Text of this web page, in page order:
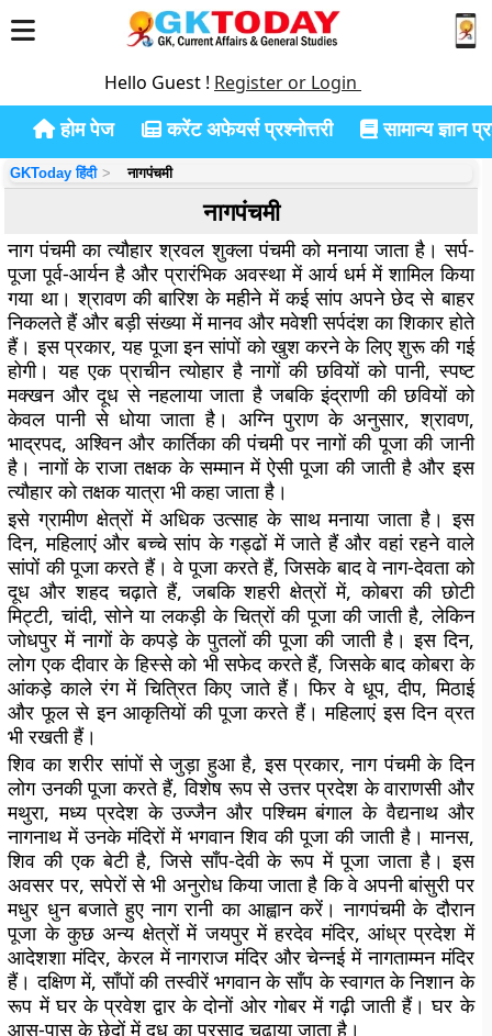
Hello Guest ! Register or Login
होम पेज करेंट अफेयर्स प्रश्नोत्तरी सामान्य ज्ञान
GKToday हिंदी नागपंचमी
नागपंचमी
नाग पंचमी का त्यौहार श्रवल शुक्ला पंचमी को मनाया जाता है। सर्प-
पूजा पूर्व-आर्यन है और प्रारंभिक अवस्था में आर्य धर्म में शामिल किया
गया था। श्रावण की बारिश के महीने में कई सांप अपने छेद से बाहर
निकलते हैं और बड़ी संख्या में मानव और मवेशी सर्पदंश का शिकार होते
हैं। इस प्रकार, यह पूजा इन सांपों को खुश करने के लिए शुरू की गई
होगी। यह एक प्राचीन त्योहार है नागों की छवियों को पानी, स्पष्ट
मक्खन और दूध से नहलाया जाता है जबकि इंद्राणी की छवियों को
केवल पानी से धोया जाता है। अग्नि पुराण के अनुसार, श्रावण,
भाद्रपद, अश्विन और कार्तिका की पंचमी पर नागों की पूजा की जानी
है। नागों के राजा तक्षक के सम्मान में ऐसी पूजा की जाती है और इस
त्यौहार को तक्षक यात्रा भी कहा जाता है।
इसे ग्रामीण क्षेत्रों में अधिक उत्साह के साथ मनाया जाता है। इस
दिन, महिलाएं और बच्चे सांप के गड्ढों में जाते हैं और वहां रहने वाले
सांपों की पूजा करते हैं। वे पूजा करते हैं, जिसके बाद वे नाग-देवता को
दूध और शहद चढ़ाते हैं, जबकि शहरी क्षेत्रों में, कोबरा की छोटी
मिट्टी, चांदी, सोने या लकड़ी के चित्रों की पूजा की जाती है, लेकिन
जोधपुर में नागों के कपड़े के पुतलों की पूजा की जाती है। इस दिन,
लोग एक दीवार के हिस्से को भी सफेद करते हैं, जिसके बाद कोबरा के
आंकड़े काले रंग में चित्रित किए जाते हैं। फिर वे धूप, दीप, मिठाई
और फूल से इन आकृतियों की पूजा करते हैं। महिलाएं इस दिन व्रत
भी रखती हैं।
शिव का शरीर सांपों से जुड़ा हुआ है, इस प्रकार, नाग पंचमी के दिन
लोग उनकी पूजा करते हैं, विशेष रूप से उत्तर प्रदेश के वाराणसी और
मथुरा, मध्य प्रदेश के उज्जैन और पश्चिम बंगाल के वैद्यनाथ और
नागनाथ में उनके मंदिरों में भगवान शिव की पूजा की जाती है। मानस,
शिव की एक बेटी है, जिसे साँप-देवी के रूप में पूजा जाता है। इस
अवसर पर, सपेरों से भी अनुरोध किया जाता है कि वे अपनी बांसुरी पर
मधुर धुन बजाते हुए नाग रानी का आह्वान करें। नागपंचमी के दौरान
पूजा के कुछ अन्य क्षेत्रों में जयपुर में हरदेव मंदिर, आंध्र प्रदेश में
आदेशशा मंदिर, केरल में नागराज मंदिर और चेन्नई में नागताम्मन मंदिर
हैं। दक्षिण में, साँपों की तस्वीरें भगवान के साँप के स्वागत के निशान के
रूप में घर के प्रवेश द्वार के दोनों ओर गोबर में गढ़ी जाती हैं। घर के
आस-पास के छेदों में दूध का प्रसाद चढ़ाया जाता है।